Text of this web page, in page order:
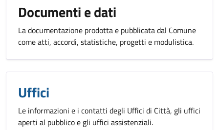
Documenti e dati
La documentazione prodotta e pubblicata dal Comune
come atti, accordi, statistiche, progetti e modulistica.
Uffici
Le informazioni e i contatti degli Uffici di Città, gli uffici
aperti al pubblico e gli uffici assistenziali.